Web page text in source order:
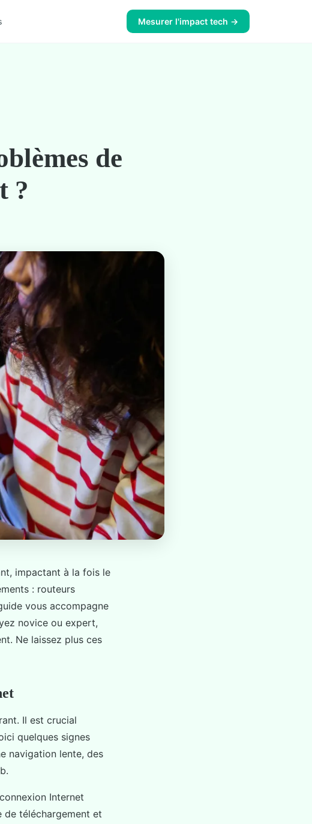
Mesurer l'impact tech →
de
?
impactant à la fois le
: routeurs
vous accompagne
novice ou expert,
Ne laissez plus ces
Il est crucial
quelques signes
navigation lente, des
Internet
de téléchargement et